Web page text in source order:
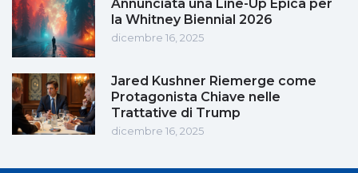
Annunciata una Line-Up Epica per
la Whitney Biennial 2026
dicembre 16, 2025
Jared Kushner Riemerge come
Protagonista Chiave nelle
Trattative di Trump
dicembre 16, 2025